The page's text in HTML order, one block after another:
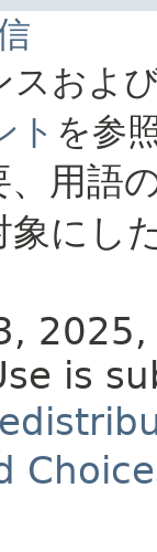
スおよ
ト を参
用語
にし
is